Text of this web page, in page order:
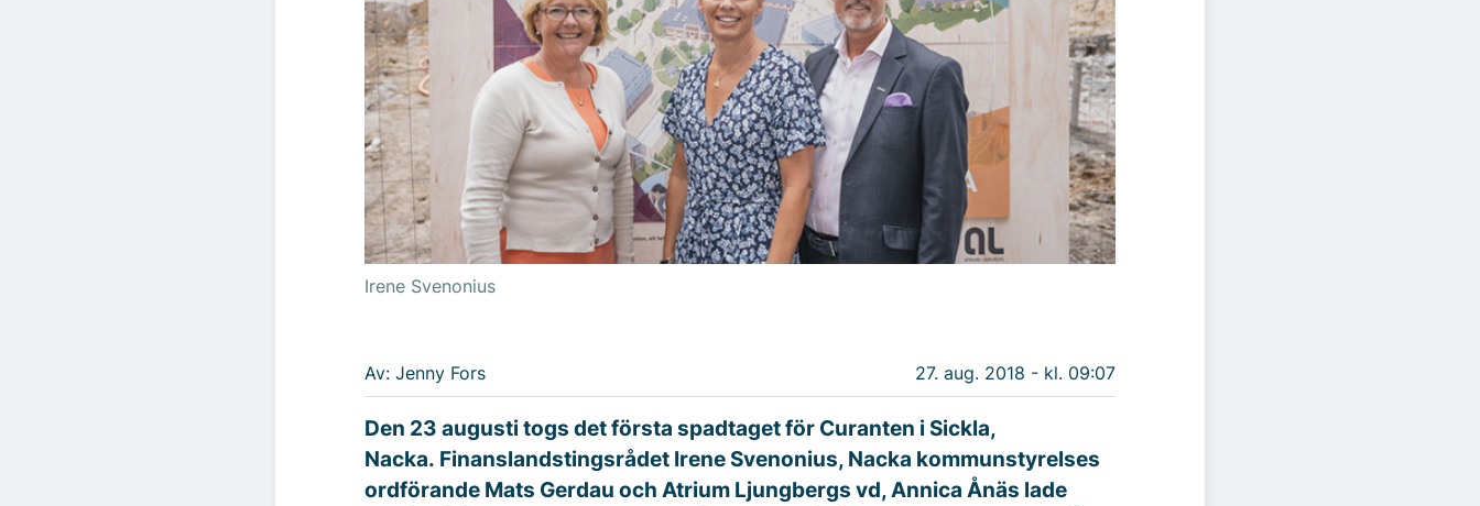
Irene Svenonius
Av: Jenny Fors 27. aug. 2018 - kl. 09:07
Den 23 augusti togs det första spadtaget för Curanten i Sickla,
Nacka. Finanslandstingsrådet Irene Svenonius, Nacka kommunstyrelses
ordförande Mats Gerdau och Atrium Ljungbergs vd, Annica Ånäs lade